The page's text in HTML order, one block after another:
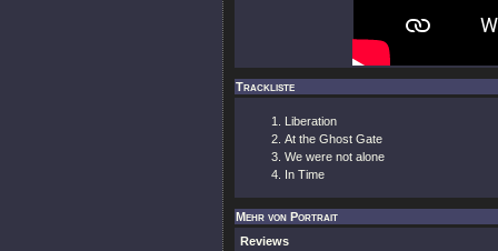
Trackliste
Liberation
At the Ghost Gate
We were not alone
In Time
Mehr von Portrait
Reviews